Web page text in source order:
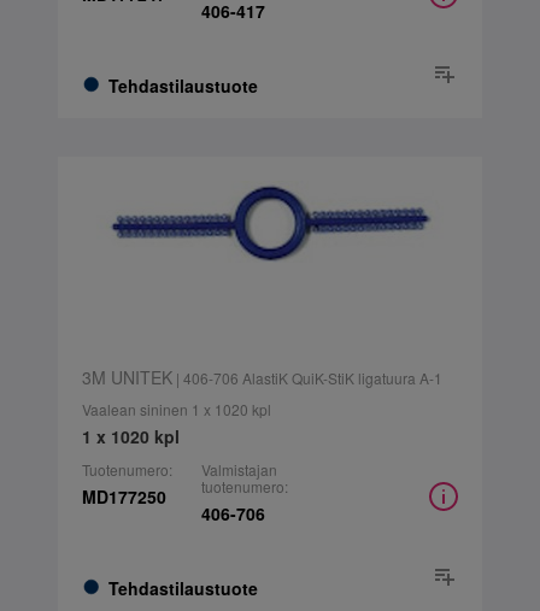
Tehdastilaustuote
406-417
3M UNITEK| 406-706 AlastiK QuiK-StiK ligatuura A-1
Vaalean sininen 1 x 1020 kpl
1 x 1020 kpl
Tuotenumero:
MD177250
Tehdastilaustuote
Valmistajan
tuotenumero:
406-706